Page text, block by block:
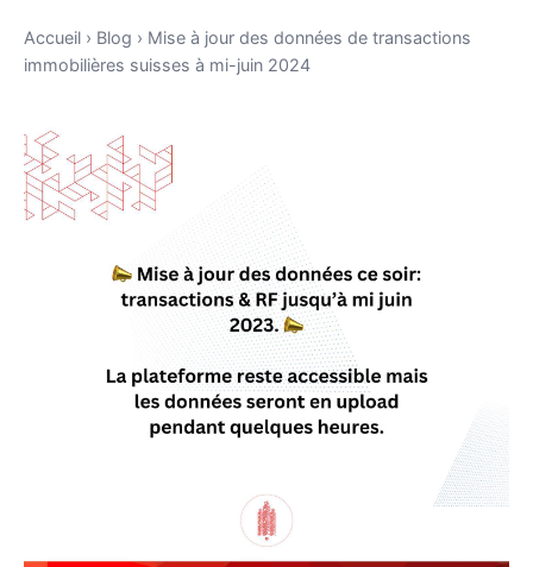
Accueil › Blog › Mise à jour des données de transactions
immobilières suisses à mi-juin 2024